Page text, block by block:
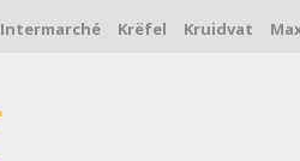
Intermarché Krëfel Kruidvat